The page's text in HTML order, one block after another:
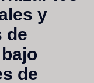
y
de
de